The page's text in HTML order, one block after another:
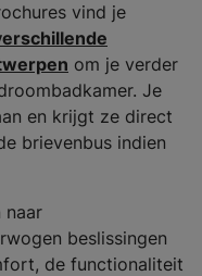
vind je
om je verder
Je
en krijgt ze direct
brievenbus indien
naar
beslissingen
de functionaliteit